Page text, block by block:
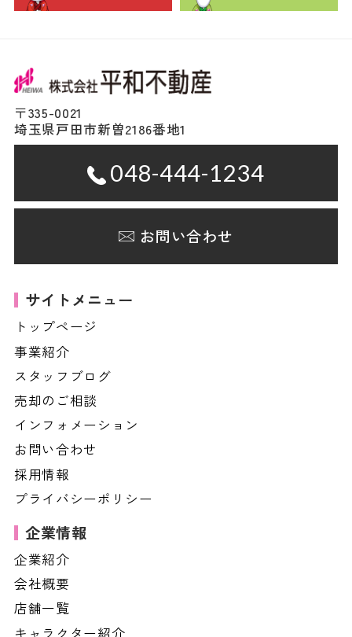
〒335-0021
埼玉県戸田市新曽2186番地1
048-444-1234
お問い合わせ
サイトメニュー
トップページ
事業紹介
スタッフブログ
売却のご相談
インフォメーション
お問い合わせ
採用情報
プライバシーポリシー
企業情報
企業紹介
会社概要
店舗一覧
キャラクター紹介